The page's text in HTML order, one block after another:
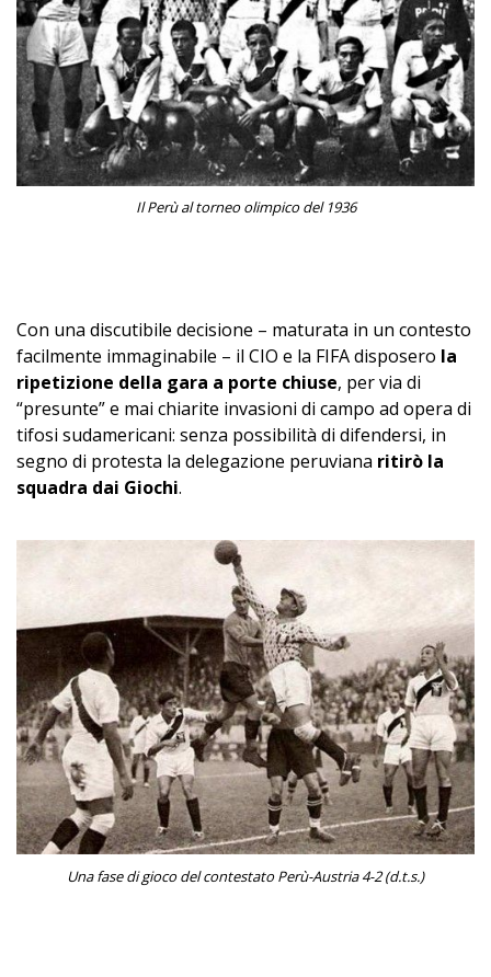
Il Perù al torneo olimpico del 1936
Con una discutibile decisione – maturata in un contesto
facilmente immaginabile – il CIO e la FIFA disposero la
ripetizione della gara a porte chiuse, per via di
“presunte” e mai chiarite invasioni di campo ad opera di
tifosi sudamericani: senza possibilità di difendersi, in
segno di protesta la delegazione peruviana ritirò la
squadra dai Giochi.
Una fase di gioco del contestato Perù-Austria 4-2 (d.t.s.)